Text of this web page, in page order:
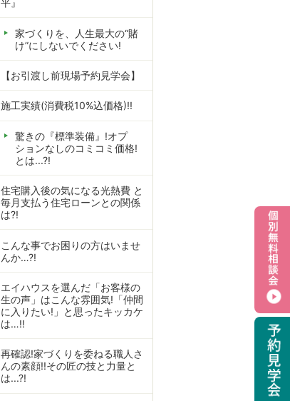
平』
家づくりを、人生最大の“賭
け”にしないでください!
【お引渡し前現場予約見学会】
施工実績(消費税10%込価格)!!
驚きの『標準装備』!オプ
ションなしのコミコミ価格!
とは...?!
住宅購入後の気になる光熱費 と
毎月支払う住宅ローンとの関係
は?!
こんな事でお困りの方はいませ
んか…?!
エイハウスを選んだ「お客様の
生の声」はこんな雰囲気!「仲間
に入りたい!」と思ったキッカケ
は…!!
再確認!家づくりを委ねる職人さ
んの素顔!!その匠の技と力量と
は...?!